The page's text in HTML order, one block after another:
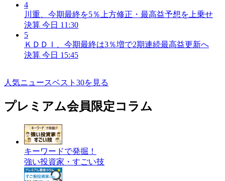
4
川重、今期最終を5％上方修正・最高益予想を上乗せ
決算 今日 11:30
5
ＫＤＤＩ、今期最終は3％増で2期連続最高益更新へ
決算 今日 15:45
人気ニュースベスト30を見る
プレミアム会員限定コラム
キーワードで発掘！
強い投資家・すごい技